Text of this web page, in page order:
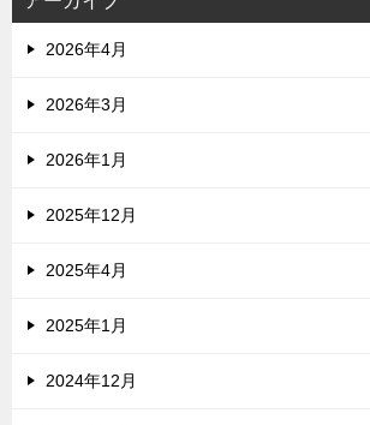
2026年4月
2026年3月
2026年1月
2025年12月
2025年4月
2025年1月
2024年12月